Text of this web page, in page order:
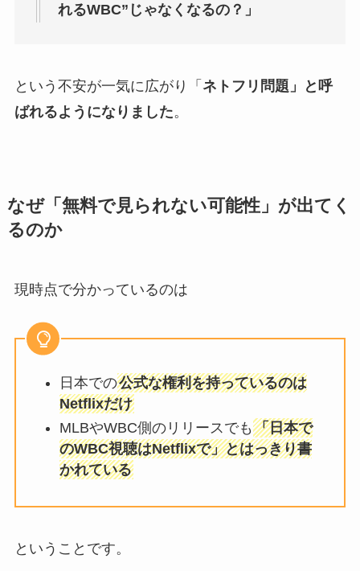
れるWBC”じゃなくなるの？」
という不安が一気に広がり「 ネトフリ問題」と呼
ばれるようになりました。
なぜ「無料で見られない可能性」が出てく
るのか
現時点で分かっているのは
日本での公式な権利を持っているのは
Netflixだけ
MLBやWBC側のリリースでも 「日本で
のWBC視聴はNetflixで」とはっきり書
かれている
ということです。